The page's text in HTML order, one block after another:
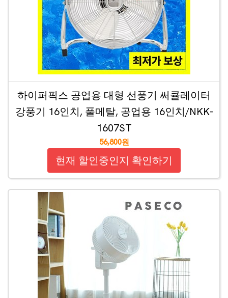
하이퍼픽스 공업용 대형 선풍기 써큘레이터
강풍기 16인치, 풀메탈, 공업용 16인치/NKK-
1607ST
56,800원
현재 할인중인지 확인하기